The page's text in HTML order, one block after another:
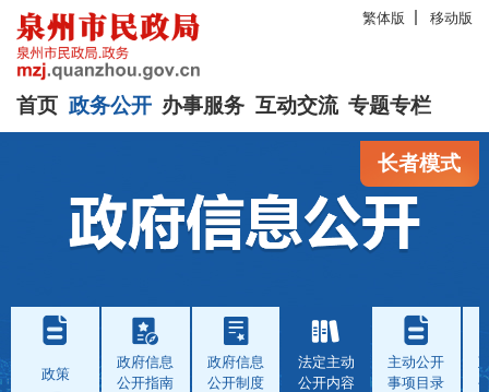
繁体版 移动版
首页 政务公开 办事服务 互动交流 专题专栏
长者模式
政策
政府信息
公开指南
政府信息
公开制度
法定主动
公开内容
主动公开
事项目录